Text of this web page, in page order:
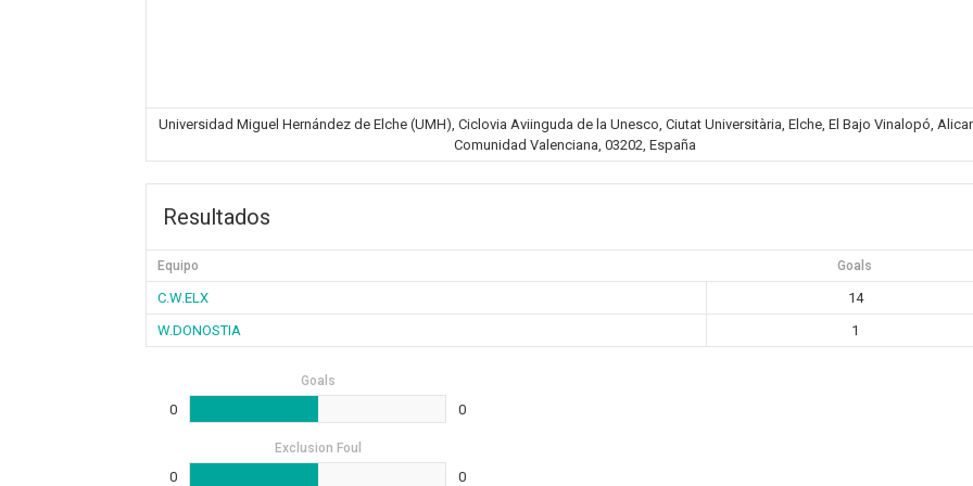
Universidad Miguel Hernández de Elche (UMH), Ciclovia Aviinguda de la Unesco, Ciutat Universitària, Elche, El Bajo Vinalopó,
Comunidad Valenciana, 03202, España
Resultados
Equipo Goals
C.W.ELX
14
W.DONOSTIA
1
Goals
0 0
Exclusion Foul
0 0